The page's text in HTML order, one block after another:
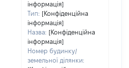
інформація]
Тип: [Конфіденційна
інформація]
Назва: [Конфіденційна
інформація]
Номер будинку/
земельної ділянки: